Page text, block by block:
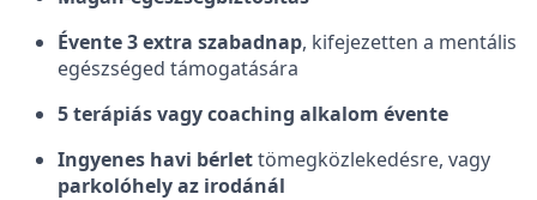
Évente 3 extra szabadnap, kifejezetten a mentális
egészséged támogatására
5 terápiás vagy coaching alkalom évente
Ingyenes havi bérlettömegközlekedésre, vagy
parkolóhely az irodánál